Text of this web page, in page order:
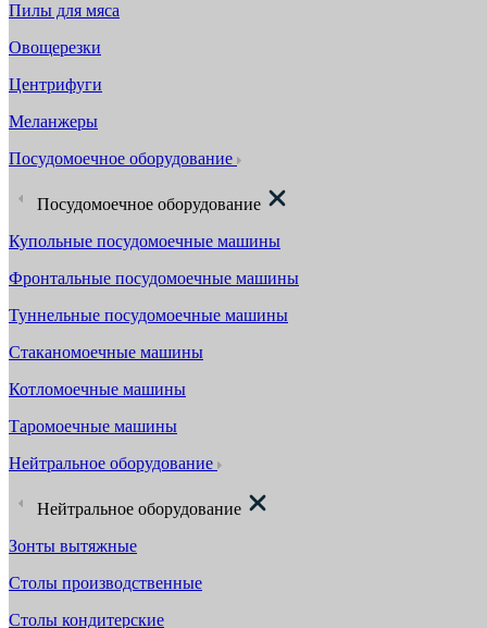
Пилы для мяса
Овощерезки
Центрифуги
Меланжеры
Посудомоечное оборудование
Посудомоечное оборудование
Купольные посудомоечные машины
Фронтальные посудомоечные машины
Туннельные посудомоечные машины
Стаканомоечные машины
Котломоечные машины
Таромоечные машины
Нейтральное оборудование
Нейтральное оборудование
Зонты вытяжные
Столы производственные
Столы кондитерские